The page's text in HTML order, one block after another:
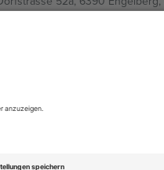
Ticombo. Alle Rechte vorbehalten.